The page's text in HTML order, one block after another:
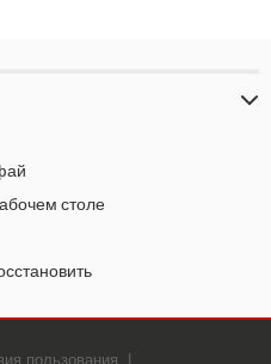
столе
пользования